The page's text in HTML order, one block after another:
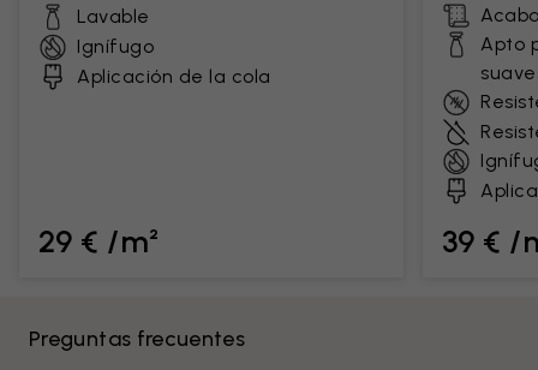
Lavable
Ignífugo
Aplicación de la cola
29 € /m²
Apto
39 € /
Preguntas frecuentes